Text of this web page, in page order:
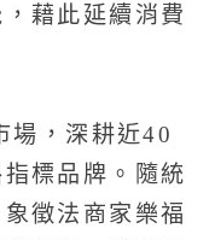
藉此延續消費
場，深耕近40
標品牌。隨統
徵法商家樂福